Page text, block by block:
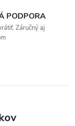
PODPORA
Záručný aj